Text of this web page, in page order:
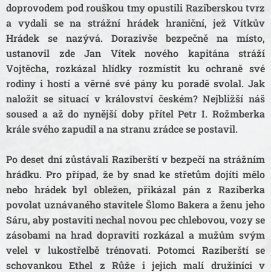
doprovodem pod rouškou tmy opustili Raziberskou tvrz
a vydali se na strážní hrádek hraniční, jež Vítkův
Hrádek se nazývá. Dorazivše bezpečně na místo,
ustanovil zde Jan Vítek nového kapitána stráží
Vojtěcha, rozkázal hlídky rozmístit ku ochraně své
rodiny i hostí a věrné své pány ku poradě svolal. Jak
naložit se situací v království českém? Nejbližší náš
soused a až do nynější doby přítel Petr I. Rožmberka
krále svého zapudil a na stranu zrádce se postavil.
Po deset dní zůstávali Raziberští v bezpečí na strážním
hrádku. Pro případ, že by snad ke střetům dojíti mělo
nebo hrádek byl obležen, přikázal pán z Raziberka
povolat uznávaného stavitele Šlomo Bakera a ženu jeho
Sáru, aby postaviti nechal novou pec chlebovou, vozy se
zásobami na hrad dopraviti rozkázal a mužům svým
velel v lukostřelbě trénovati. Potomci Raziberští se
schovankou Ethel z Růže i jejich malí družiníci v